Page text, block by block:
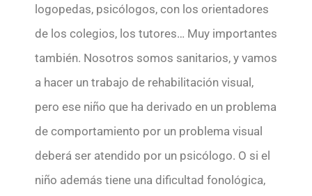
logopedas, psicólogos, con los orientadores
de los colegios, los tutores… Muy importantes
también. Nosotros somos sanitarios, y vamos
a hacer un trabajo de rehabilitación visual,
pero ese niño que ha derivado en un problema
de comportamiento por un problema visual
deberá ser atendido por un psicólogo. O si el
niño además tiene una dificultad fonológica,